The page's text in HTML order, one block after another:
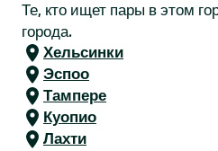
Те, кто ищет пары в этом
города.
Хельсинки
Эспоо
Тампере
Куопио
Лахти